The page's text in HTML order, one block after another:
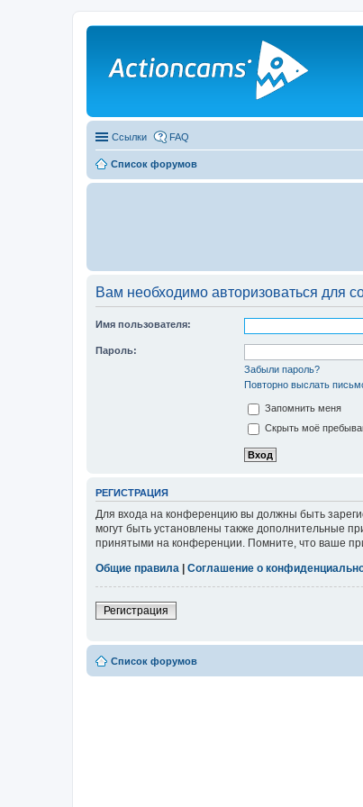
Ссылки FAQ
Список форумов
Вам необходимо авторизоваться для
Имя пользователя:
Пароль:
Забыли пароль?
Повторно выслать
Запомнить меня
Скрыть моё
РЕГИСТРАЦИЯ
Для входа на конференцию вы должны быть
могут быть установлены также дополнительные
принятыми на конференции. Помните, что ваше
Общие правила | Соглашение о
Регистрация
Список форумов